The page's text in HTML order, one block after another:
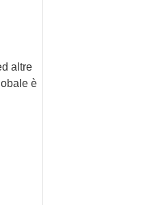
altre
è